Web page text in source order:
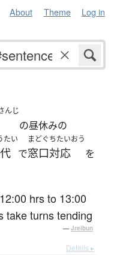
About Theme Log in
んじ
の昼休みの
たい
で
まどぐちたいおう
窓口対応 を
hrs to 13:00
take turns tending
— Jreibun
Details ▸